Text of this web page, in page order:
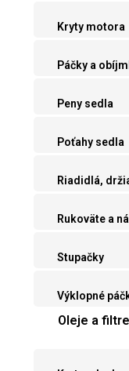
Kryty motora
Páčky a
Peny sedla
Poťahy sedla
Riadidlá,
Rukoväte a
Stupačky
Výklopné
Oleje a filtre